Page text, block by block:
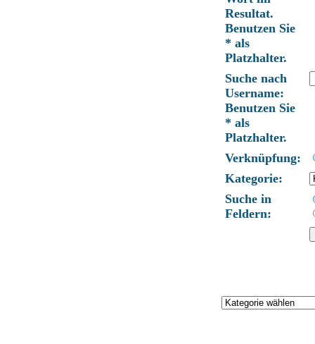
Resultat.
Benutzen Sie
* als
Platzhalter.
Suche nach
Username:
Benutzen Sie
* als
Platzhalter.
Verknüpfung:
Kategorie:
Suche in
Feldern: